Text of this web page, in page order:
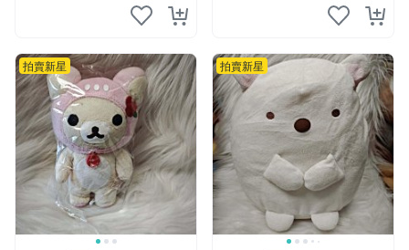
拍賣新星 拍賣新星